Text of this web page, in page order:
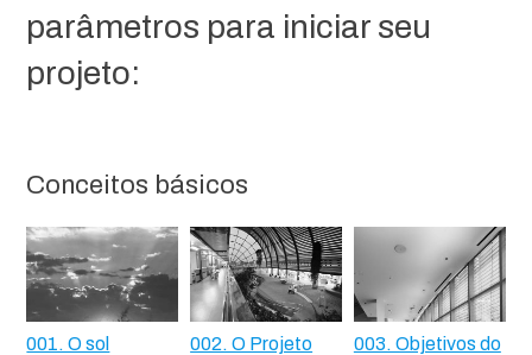
parâmetros para iniciar seu
projeto:
Conceitos básicos
001. O sol
002. O Projeto
003. Objetivos do